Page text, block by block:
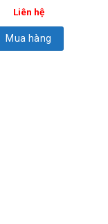
Liên hệ
Mua hàng